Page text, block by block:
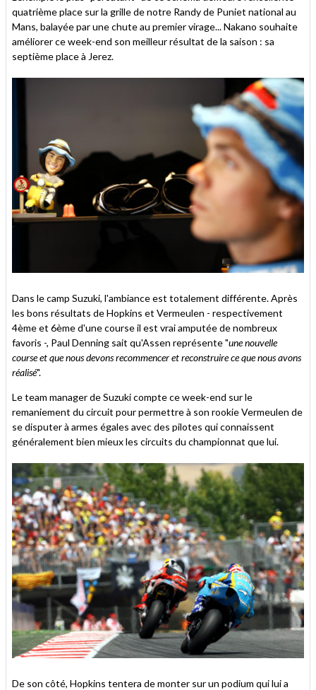
quatrième place sur la grille de notre Randy de Puniet national au
Mans, balayée par une chute au premier virage... Nakano souhaite
améliorer ce week-end son meilleur résultat de la saison : sa
septième place à Jerez.
Dans le camp Suzuki, l'ambiance est totalement différente. Après
les bons résultats de Hopkins et Vermeulen - respectivement
4ème et 6ème d'une course il est vrai amputée de nombreux
favoris -, Paul Denning sait qu'Assen représente "une nouvelle
course et que nous devons recommencer et reconstruire ce que nous avons
réalisé".
Le team manager de Suzuki compte ce week-end sur le
remaniement du circuit pour permettre à son rookie Vermeulen de
se disputer à armes égales avec des pilotes qui connaissent
généralement bien mieux les circuits du championnat que lui.
De son côté, Hopkins tentera de monter sur un podium qui lui a